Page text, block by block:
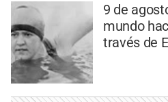
9 de
mundo
través de